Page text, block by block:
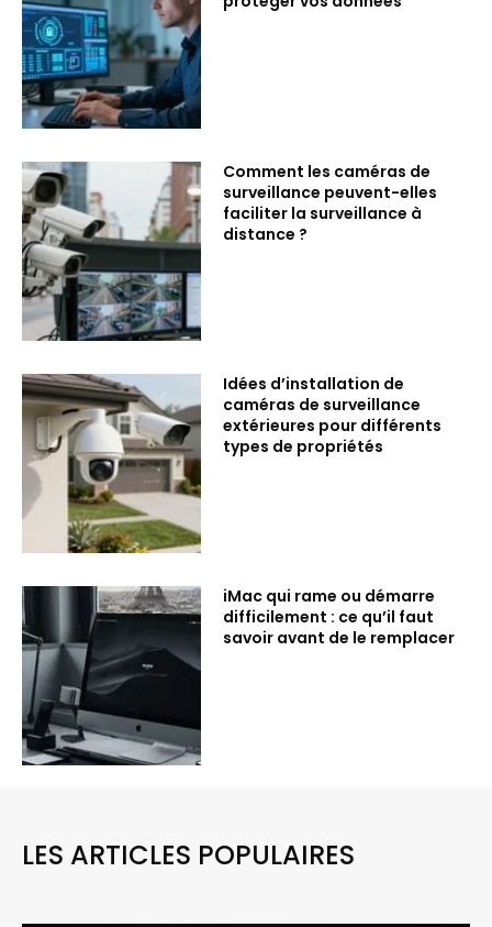
Comment les caméras de
surveillance peuvent-elles
faciliter la surveillance à
distance ?
Idées d’installation de
caméras de surveillance
extérieures pour différents
types de propriétés
iMac qui rame ou démarre
difficilement : ce qu’il faut
savoir avant de le remplacer
LES ARTICLES POPULAIRES